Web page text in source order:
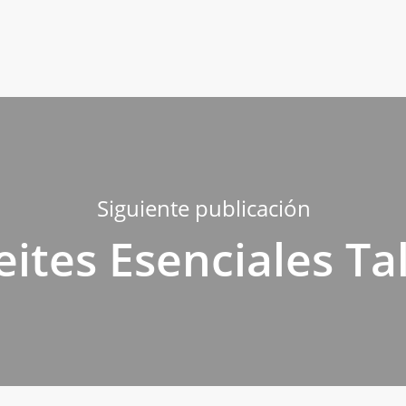
Siguiente publicación
Esenciales